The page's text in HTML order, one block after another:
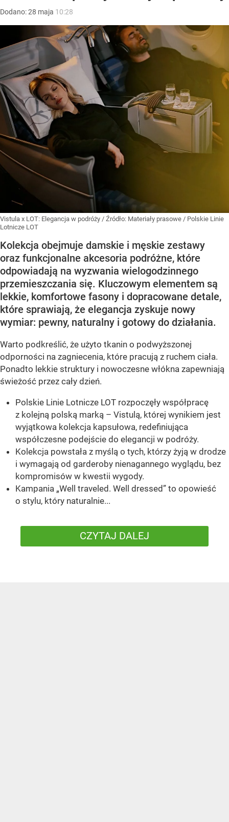
Dodano:28 maja 10:28
Vistula x LOT: Elegancja w podróży / Źródło: Materiały prasowe / Polskie Linie
Lotnicze LOT
Kolekcja obejmuje damskie i męskie zestawy
oraz funkcjonalne akcesoria podróżne, które
odpowiadają na wyzwania wielogodzinnego
przemieszczania się. Kluczowym elementem są
lekkie, komfortowe fasony i dopracowane detale,
które sprawiają, że elegancja zyskuje nowy
wymiar: pewny, naturalny i gotowy do działania.
Warto podkreślić, że użyto tkanin o podwyższonej
odporności na zagniecenia, które pracują z ruchem ciała.
Ponadto lekkie struktury i nowoczesne włókna zapewniają
świeżość przez cały dzień.
Polskie Linie Lotnicze LOT rozpoczęły współpracę
z kolejną polską marką – Vistulą, której wynikiem jest
wyjątkowa kolekcja kapsułowa, redefiniująca
współczesne podejście do elegancji w podróży.
Kolekcja powstała z myślą o tych, którzy żyją w drodze
i wymagają od garderoby nienagannego wyglądu, bez
kompromisów w kwestii wygody.
Kampania „Well traveled. Well dressed” to opowieść
o stylu, który naturalnie...
CZYTAJ DALEJ